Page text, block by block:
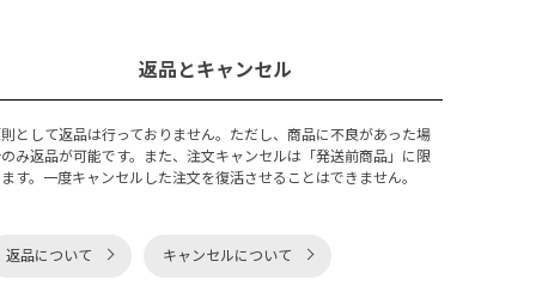
返品とキャンセル
として返品は行っておりません。ただし、商品に不良があった場
み返品が可能です。また、注文キャンセルは「発送前商品」に限
す。一度キャンセルした注文を復活させることはできません。
返品について キャンセルについて